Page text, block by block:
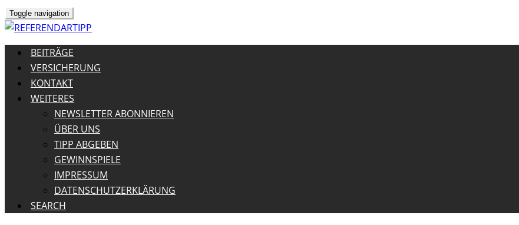
Toggle navigation
BEITRÄGE
VERSICHERUNG
KONTAKT
WEITERES
NEWSLETTER ABONNIEREN
ÜBER UNS
TIPP ABGEBEN
GEWINNSPIELE
IMPRESSUM
DATENSCHUTZERKLÄRUNG
SEARCH